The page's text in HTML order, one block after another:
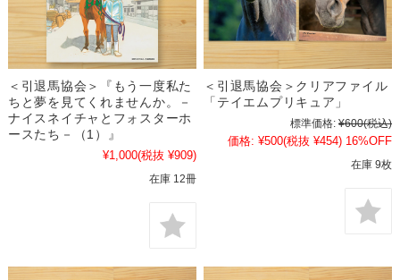
＜引退馬協会＞『もう一度私た
ちと夢を見てくれませんか。－
ナイスネイチャとフォスターホ
ースたち－（1）』
¥1,000(税抜 ¥909)
在庫 12冊
＜引退馬協会＞クリアファイル
「テイエムプリキュア」
標準価格: ¥600(税込)
価格: ¥500(税抜 ¥454) 16%OFF
在庫 9枚